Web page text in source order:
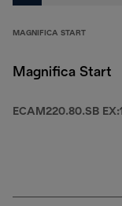
MAGNIFICA START
Magnifica Start
ECAM220.80.SB EX:1